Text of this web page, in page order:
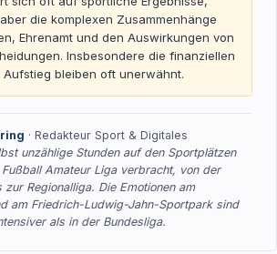
die komplexen Zusammenhänge
Ehrenamt und den Auswirkungen von
Insbesondere die finanziellen
bleiben oft unerwähnt.
· Redakteur Sport & Digitales
unzählige Stunden auf den Sportplätzen
Amateur Liga verbracht, von der
zur Regionalliga. Die Emotionen am
am Friedrich-Ludwig-Jahn-Sportpark sind
als in der Bundesliga.